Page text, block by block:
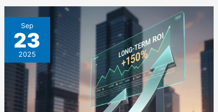
Sep
23
2025
Mengapa
Videotron
Menjadi
Investasi
Pemasaran
Jangka